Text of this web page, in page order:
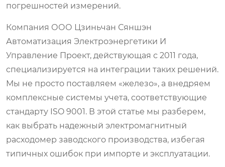
погрешностей измерений.
Компания ООО Цзиньчан Сяншэн
Автоматизация Электроэнергетики И
Управление Проект, действующая с 2011 года,
специализируется на интеграции таких решений.
Мы не просто поставляем «железо», а внедряем
комплексные системы учета, соответствующие
стандарту ISO 9001. В этой статье мы разберем,
как выбрать надежный электромагнитный
расходомер заводского производства, избегая
типичных ошибок при импорте и эксплуатации.